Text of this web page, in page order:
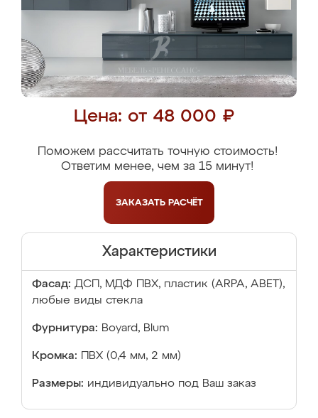
Цена: от 48 000 ₽
Поможем рассчитать точную стоимость!
Ответим менее, чем за 15 минут!
ЗАКАЗАТЬ РАСЧЁТ
Характеристики
Фасад: ДСП, МДФ ПВХ, пластик (ARPA, ABET),
любые виды стекла
Фурнитура: Boyard, Blum
Кромка: ПВХ (0,4 мм, 2 мм)
Размеры: индивидуально под Ваш заказ